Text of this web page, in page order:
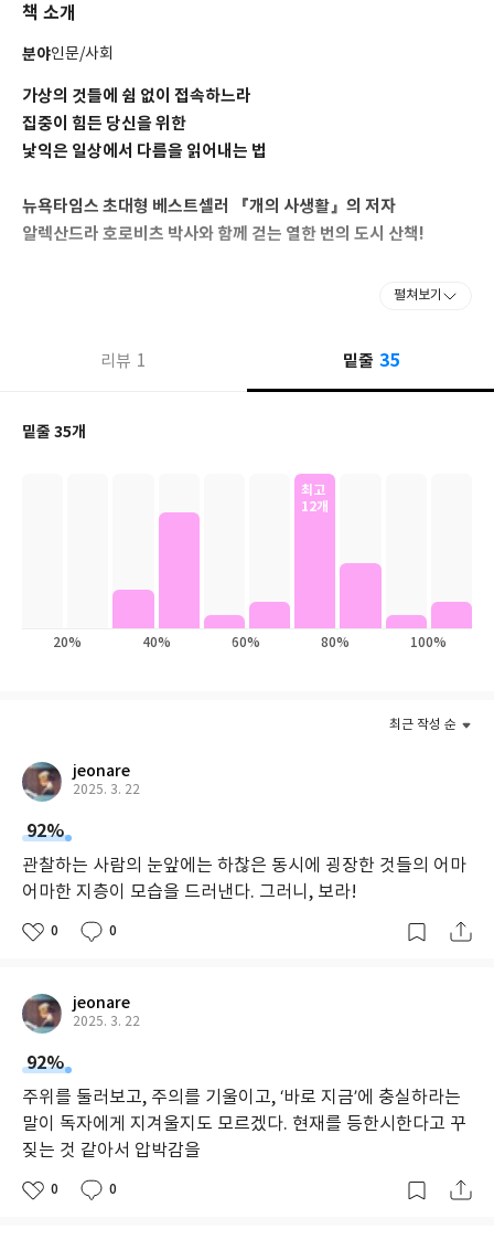
책 소개
분야인문/사회
가상의 것들에 쉼 없이 접속하느라
집중이 힘든 당신을 위한
낯익은 일상에서 다름을 읽어내는 법
뉴욕타임스 초대형 베스트셀러 『개의 사생활』의 저자
알렉산드라 호로비츠 박사와 함께 걷는 열한 번의 도시 산책!
알렉산드라 호로비츠는 뉴욕의 여러 동네에서 도시 사회학자, 곤충
로 이야기를 풀어낸다. 그들이 무엇을 어떻게 보는지, 어째서 우리
대부분이 그들과 같은 것을 보지 못하는지를 살펴보면서 집중력의
놀라운 힘과 주의 깊게 본다는 것의 인지적 의미에 대해 정교하고 위
통찰력이 더해지면서 평범해 보이는 도시 산책은 지적이고 유쾌한
탐험이 되고, 글을 읽는 우리들은 세상을 바라보는 새로운 관점은
것이다. 관찰하는 사람의 눈앞에는 하찮은 동시에 굉장한 것들의 어
마어마한 지층이 모습을 드러낸다. 그러니, 핸드폰은 집에 두고 밖
펼쳐보기
리뷰 1 밑줄 35
밑줄 35개
최고
12개
20% 40% 60% 80% 100%
최근 작성 순
jeonare
2025. 3. 22
92%
관찰하는 사람의 눈앞에는 하찮은 동시에 굉장한 것들의 어마
어마한 지층이 모습을 드러낸다. 그러니, 보라!
0 0
jeonare
2025. 3. 22
92%
주위를 둘러보고, 주의를 기울이고, ‘바로 지금’에 충실하라는
말이 독자에게 지겨울지도 모르겠다. 현재를 등한시한다고 꾸
짖는 것 같아서 압박감을
0 0